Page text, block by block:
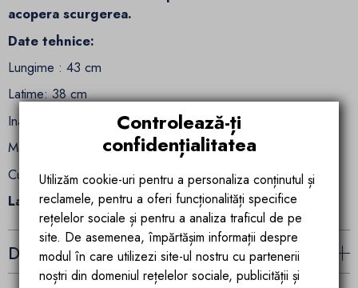
acopera scurgerea.
Date tehnice:
Lungime : 43 cm
Latime: 38 cm
Inaltime: 15 cm
Montaj: pe blat
Culoare: Alb Lucios
Lavoarul nu este prevazut cu gaura de baterie
Detalii ale produsului
Controlează-ți
confidențialitatea
Utilizăm cookie-uri pentru a personaliza conținutul și
reclamele, pentru a oferi funcționalități specifice
rețelelor sociale și pentru a analiza traficul de pe
site. De asemenea, împărtășim informații despre
modul în care utilizezi site-ul nostru cu partenerii
noștri din domeniul rețelelor sociale, publicității și